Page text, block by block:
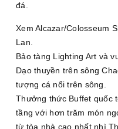
đá.
Xem Alcazar/Colosseum
Lan.
Bảo tàng Lighting Art và
Dạo thuyền trên sông
tượng cá nổi trên sông.
Thưởng thức Buffet quốc
tầng với hơn trăm món
từ tòa nhà cao nhất nhì